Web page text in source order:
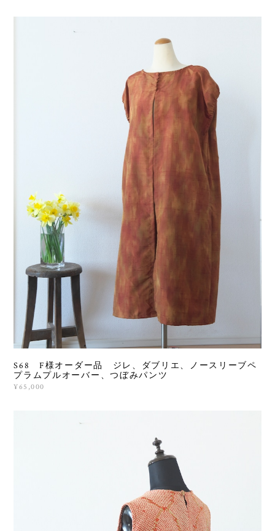
S68 F様オーダー品 ジレ、ダブリエ、ノースリーブペ
プラムプルオーバー、つぼみパンツ
¥65,000